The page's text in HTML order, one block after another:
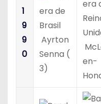
1
9
9
0
Ayrton
Senna (
3)
en-